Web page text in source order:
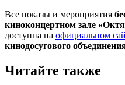
Все показы и мероприятия
киноконцертном зале
доступна на официальном
кинодосугового
Читайте также